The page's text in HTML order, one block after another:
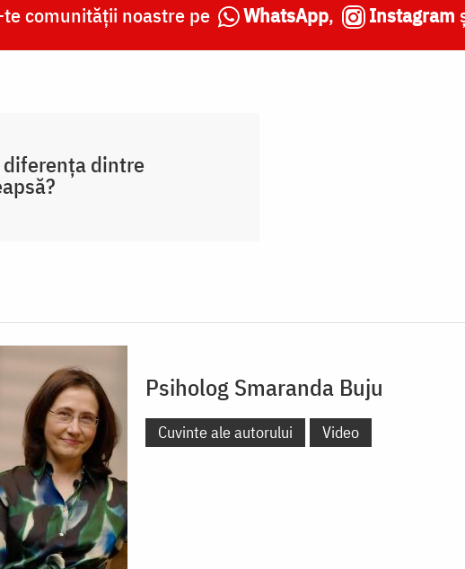
comunității noastre pe WhatsApp, Instagram
diferența dintre
Psiholog Smaranda Buju
Cuvinte ale autorului Video